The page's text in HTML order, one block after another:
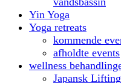
Yin Yoga
Yoga retreats
kommende
afholdte events
wellness
Japansk Lifting